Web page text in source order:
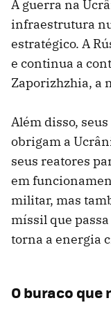
A guerra na
infraestrutura
estratégico. A
e continua a
Zaporizhzhia, a
Além disso,
obrigam a
seus reatores
em
militar, mas
míssil que
torna a energia
O buraco que